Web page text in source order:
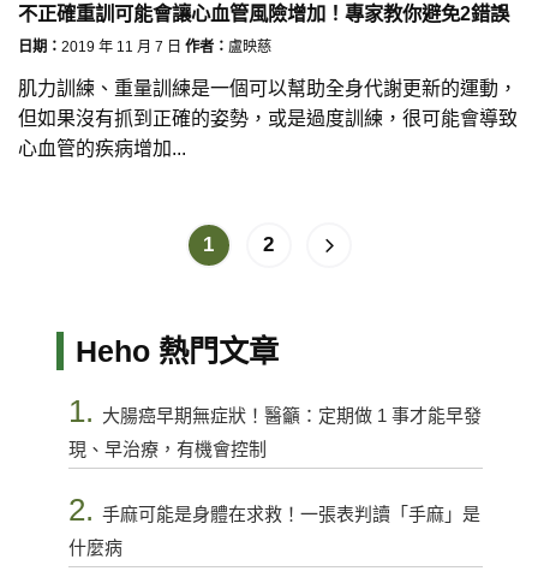
不正確重訓可能會讓心血管風險增加！專家教你避免2錯誤
日期： 2019 年 11 月 7 日 作者： 盧映慈
肌力訓練、重量訓練是一個可以幫助全身代謝更新的運動，
但如果沒有抓到正確的姿勢，或是過度訓練，很可能會導致
心血管的疾病增加...
1 2
Heho 熱門文章
1. 大腸癌早期無症狀！醫籲：定期做 1 事才能早發
現、早治療，有機會控制
2. 手麻可能是身體在求救！一張表判讀「手麻」是
什麼病